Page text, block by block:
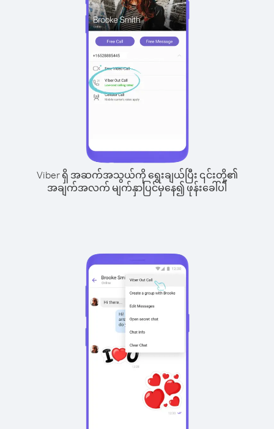
Viber ရှိ အဆက်အသွယ်ကို ရွေးချယ်ပြီး ၎င်းတို့၏
အချက်အလက် မျက်နှာပြင်မှနေ၍ ဖုန်းခေါ်ပါ